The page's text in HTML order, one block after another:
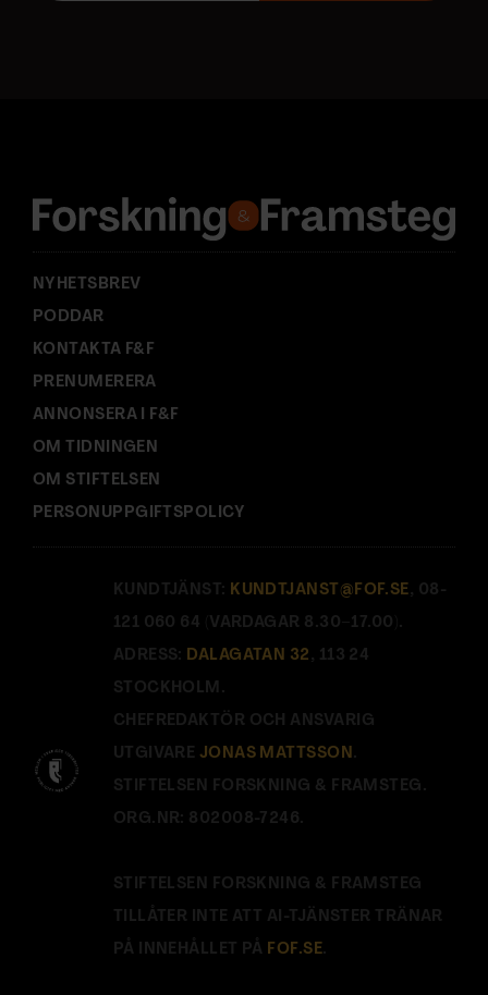
s
:
NYHETSBREV
PODDAR
KONTAKTA F&F
PRENUMERERA
ANNONSERA I F&F
OM TIDNINGEN
OM STIFTELSEN
PERSONUPPGIFTSPOLICY
KUNDTJÄNST: KUNDTJANST@FOF.SE , 08-
121 060 64 (VARDAGAR 8.30–17.00).
ADRESS: DALAGATAN 32 , 113 24
STOCKHOLM.
CHEFREDAKTÖR OCH ANSVARIG
UTGIVARE JONAS MATTSSON.
STIFTELSEN FORSKNING & FRAMSTEG.
ORG.NR: 802008-7246.
STIFTELSEN FORSKNING & FRAMSTEG
TILLÅTER INTE ATT AI-TJÄNSTER TRÄNAR
PÅ INNEHÅLLET PÅ FOF.SE.